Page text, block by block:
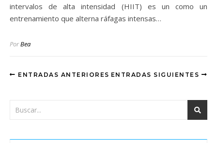
intervalos de alta intensidad (HIIT) es un como un
entrenamiento que alterna ráfagas intensas…
PorBea
ENTRADAS ANTERIORES ENTRADAS SIGUIENTES